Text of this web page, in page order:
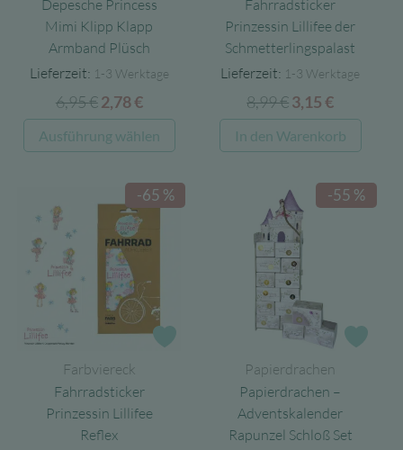
Depesche Princess
Mimi Klipp Klapp
Armband Plüsch
Lieferzeit: 1-3 Werktage
6,95€ Ursprünglicher
Preis
war:
2,78€Aktueller
Preis
ist:
Ausführung wählen
Produkt
mehrere
auf
Produktseite
Fahrradsticker
Prinzessin Lillifee der
Schmetterlingspalast
Lieferzeit: 1-3 Werktage
8,99€Ursprünglicher
Preis
war:
3,15€Aktueller
Preis
ist:
In den Warenkorb
-65 %
Farbviereck
Fahrradsticker
Prinzessin Lillifee
Reflex
-55 %
Papierdrachen
Papierdrachen –
Adventskalender
Rapunzel Schloß Set